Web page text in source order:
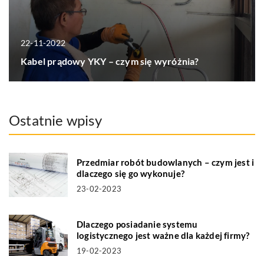
22-11-2022
Kabel prądowy YKY – czym się wyróżnia?
Ostatnie wpisy
Przedmiar robót budowlanych – czym jest i
dlaczego się go wykonuje?
23-02-2023
Dlaczego posiadanie systemu
logistycznego jest ważne dla każdej firmy?
19-02-2023